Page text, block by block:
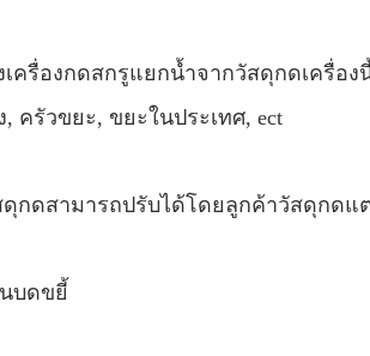
ครื่องกดสกรูแยกน้ำจากวัสดุกดเครื่อ
ครัวขยะ, ขยะในประเทศ, ect
กดสามารถปรับได้โดยลูกค้าวัสดุกด
บดขยี้